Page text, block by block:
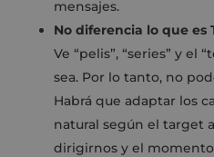
mensajes.
No diferencia lo que es
Ve “pelis”, “series” y el
sea. Por lo tanto, no
Habrá que adaptar los
natural según el target
dirigirnos y el